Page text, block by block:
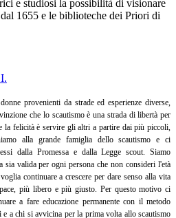
e studiosi la possibilità di visionare
1655 e le biblioteche dei Priori di
provenienti da strade ed esperienze diverse,
che lo scautismo è una strada di libertà per
la felicità è servire gli altri a partire dai più piccoli,
alla grande famiglia dello scautismo e ci
dalla Promessa e dalla Legge scout. Siamo
sia valida per ogni persona che non consideri l'età
continuare a crescere per dare senso alla vita
più libero e più giusto. Per questo motivo ci
a fare educazione permanente con il metodo
a chi si avvicina per la prima volta allo scautismo